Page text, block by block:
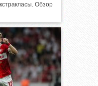
Обзор